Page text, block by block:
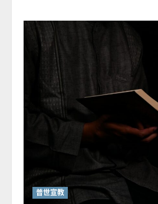
肯
亞
薩
布
魯
區
的
見
聞
與
感
想
普世宣教